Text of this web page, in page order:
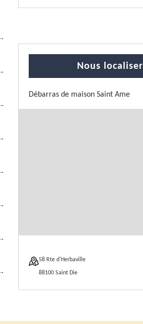
Nous localiser
Débarras de maison Saint Ame
58 Rte d'Herbaville
88100 Saint Die